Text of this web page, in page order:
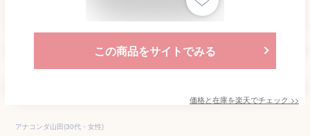
この商品をサイトでみる
価格と在庫を楽天でチェック >>
アナコンダ山田(30代・女性)